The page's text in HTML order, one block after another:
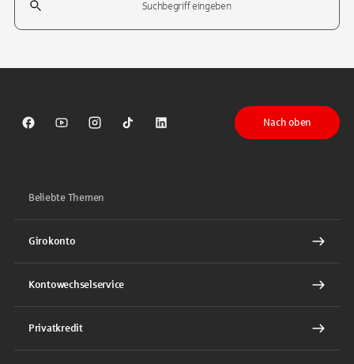
Sparkasse auf Facebook
Sparkasse auf Youtube
Sparkasse auf Instagram
Sparkasse auf TikTok
Sparkasse auf LinkedIn
Nach oben
Beliebte Themen
Girokonto
Kontowechselservice
Privatkredit